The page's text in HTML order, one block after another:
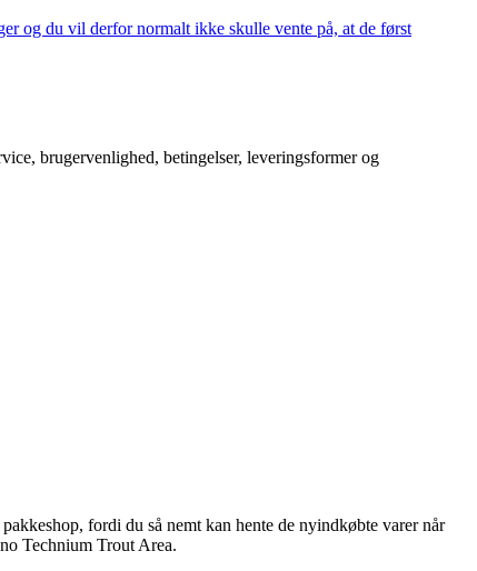
og du vil derfor normalt ikke skulle vente på, at de først
brugervenlighed, betingelser, leveringsformer og
fordi du så nemt kan hente de nyindkøbte varer når
Technium Trout Area.